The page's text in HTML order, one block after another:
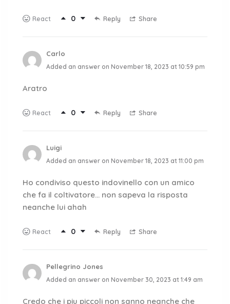
React 0 Reply Share
Carlo
Added an answer on November 18, 2023 at 10:59 pm
Aratro
React 0 Reply Share
Luigi
Added an answer on November 18, 2023 at 11:00 pm
Ho condiviso questo indovinello con un amico
che fa il coltivatore… non sapeva la risposta
neanche lui ahah
React 0 Reply Share
Pellegrino Jones
Added an answer on November 30, 2023 at 1:49 am
Credo che i piu piccoli non sanno neanche che